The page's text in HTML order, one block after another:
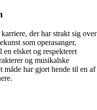
der har strakt sig over
som operasanger,
elsket og respekteret
og musikalske
måde har gjort hende til en af